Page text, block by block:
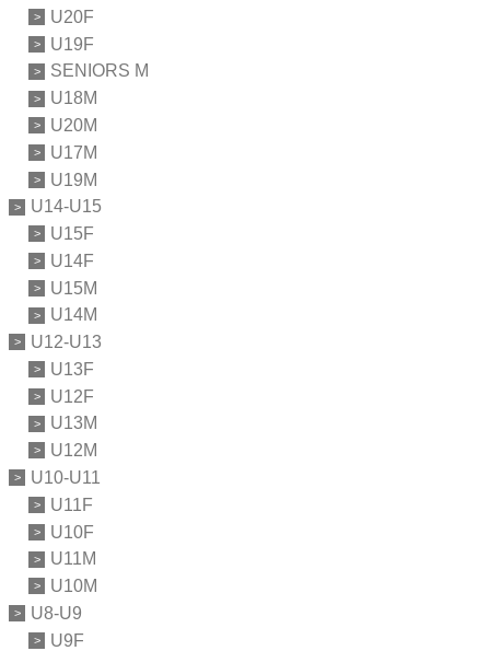
U20F
U19F
SENIORS M
U18M
U20M
U17M
U19M
U14-U15
U15F
U14F
U15M
U14M
U12-U13
U13F
U12F
U13M
U12M
U10-U11
U11F
U10F
U11M
U10M
U8-U9
U9F